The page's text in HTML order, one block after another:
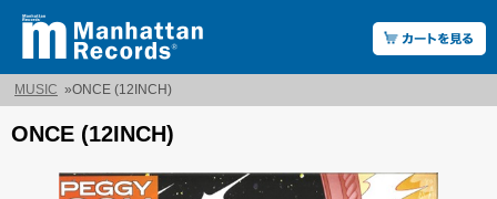
MUSIC »ONCE (12INCH)
ONCE (12INCH)